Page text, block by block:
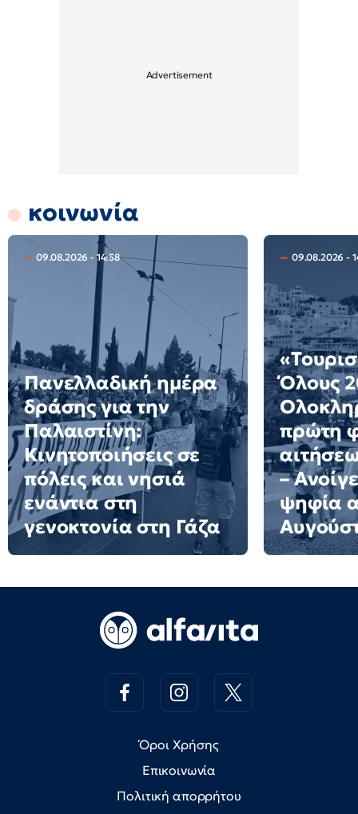
κοινωνία
09.08.2026 - 14:58
Πανελλαδική ημέρα
δράσης για την
Παλαιστίνη:
Κινητοποιήσεις σε
πόλεις και νησιά
ενάντια στη
γενοκτονία στη Γάζα
09.08.2026 -
Όλους
πρώτη
–
ψηφία
Όροι Χρήσης
Επικοινωνία
Πολιτική απορρήτου